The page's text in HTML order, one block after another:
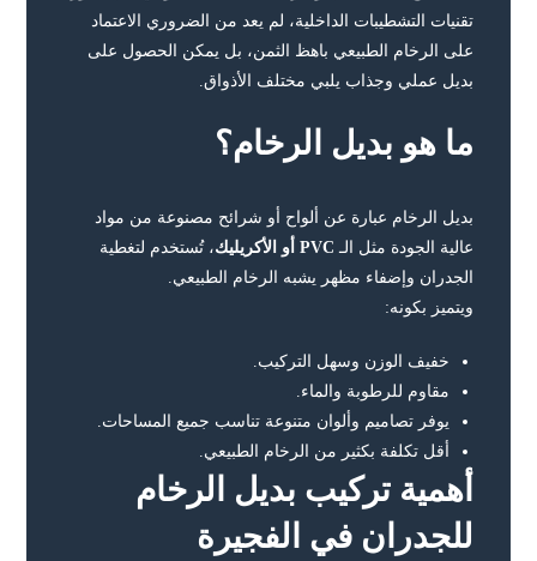
تقنيات التشطيبات الداخلية، لم يعد من الضروري الاعتماد
على الرخام الطبيعي باهظ الثمن، بل يمكن الحصول على
بديل عملي وجذاب يلبي مختلف الأذواق.
ما هو بديل الرخام؟
بديل الرخام عبارة عن ألواح أو شرائح مصنوعة من مواد
عالية الجودة مثل الـ PVC أو الأكريليك
، تُستخدم لتغطية
الجدران وإضفاء مظهر يشبه الرخام الطبيعي.
ويتميز بكونه:
خفيف الوزن وسهل التركيب.
مقاوم للرطوبة والماء.
يوفر تصاميم وألوان متنوعة تناسب جميع المساحات.
أقل تكلفة بكثير من الرخام الطبيعي.
أهمية تركيب بديل الرخام
للجدران في الفجيرة